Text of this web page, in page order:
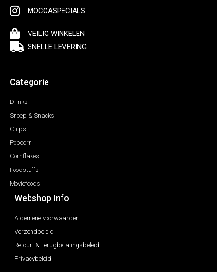
MOCCASPECIALS
VEILIG WINKELEN
SNELLE LEVERING
Categorie
Drinks
Snoep & Snacks
Chips
Popcorn
Cornflakes
Foodstuffs
Moviefoods
Webshop Info
Algemene voorwaarden
Verzendbeleid
Retour- & Terugbetalingsbeleid
Privacybeleid